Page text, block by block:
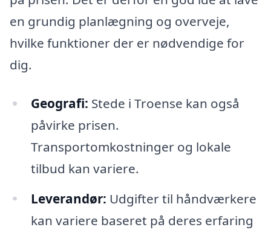
en grundig planlægning og overveje,
hvilke funktioner der er nødvendige for
dig.
Geografi: Stede i Troense kan også
påvirke prisen.
Transportomkostninger og lokale
tilbud kan variere.
Leverandør: Udgifter til håndværkere
kan variere baseret på deres erfaring